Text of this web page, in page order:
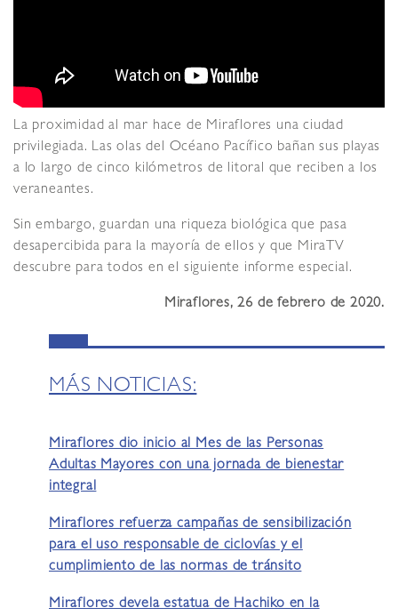
La proximidad al mar hace de Miraflores una ciudad
privilegiada. Las olas del Océano Pacífico bañan sus playas
a lo largo de cinco kilómetros de litoral que reciben a los
veraneantes.
Sin embargo, guardan una riqueza biológica que pasa
desapercibida para la mayoría de ellos y que MiraTV
descubre para todos en el siguiente informe especial.
Miraflores, 26 de febrero de 2020.
MÁS NOTICIAS:
Miraflores dio inicio al Mes de las Personas
Adultas Mayores con una jornada de bienestar
integral
Miraflores refuerza campañas de sensibilización
para el uso responsable de ciclovías y el
cumplimiento de las normas de tránsito
Miraflores devela estatua de Hachiko en la